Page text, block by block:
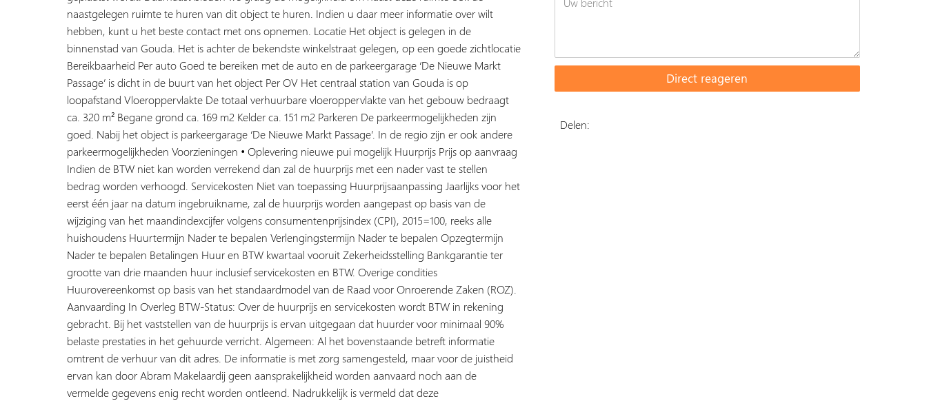
naastgelegen ruimte te huren van dit object te huren. Indien u daar meer informatie over wilt
hebben, kunt u het beste contact met ons opnemen. Locatie Het object is gelegen in de
binnenstad van Gouda. Het is achter de bekendste winkelstraat gelegen, op een goede zichtlocatie
Bereikbaarheid Per auto Goed te bereiken met de auto en de parkeergarage ‘De Nieuwe Markt
Passage’ is dicht in de buurt van het object Per OV Het centraal station van Gouda is op
loopafstand Vloeroppervlakte De totaal verhuurbare vloeroppervlakte van het gebouw bedraagt
ca. 320 m² Begane grond ca. 169 m2 Kelder ca. 151 m2 Parkeren De parkeermogelijkheden zijn
goed. Nabij het object is parkeergarage ‘De Nieuwe Markt Passage’. In de regio zijn er ook andere
parkeermogelijkheden Voorzieningen • Oplevering nieuwe pui mogelijk Huurprijs Prijs op aanvraag
Indien de BTW niet kan worden verrekend dan zal de huurprijs met een nader vast te stellen
bedrag worden verhoogd. Servicekosten Niet van toepassing Huurprijsaanpassing Jaarlijks voor het
eerst één jaar na datum ingebruikname, zal de huurprijs worden aangepast op basis van de
wijziging van het maandindexcijfer volgens consumentenprijsindex (CPI), 2015=100, reeks alle
huishoudens Huurtermijn Nader te bepalen Verlengingstermijn Nader te bepalen Opzegtermijn
Nader te bepalen Betalingen Huur en BTW kwartaal vooruit Zekerheidsstelling Bankgarantie ter
grootte van drie maanden huur inclusief servicekosten en BTW. Overige condities
Huurovereenkomst op basis van het standaardmodel van de Raad voor Onroerende Zaken (ROZ).
Aanvaarding In Overleg BTW-Status: Over de huurprijs en servicekosten wordt BTW in rekening
gebracht. Bij het vaststellen van de huurprijs is ervan uitgegaan dat huurder voor minimaal 90%
belaste prestaties in het gehuurde verricht. Algemeen: Al het bovenstaande betreft informatie
omtrent de verhuur van dit adres. De informatie is met zorg samengesteld, maar voor de juistheid
ervan kan door Abram Makelaardij geen aansprakelijkheid worden aanvaard noch aan de
vermelde gegevens enig recht worden ontleend. Nadrukkelijk is vermeld dat deze
Delen: